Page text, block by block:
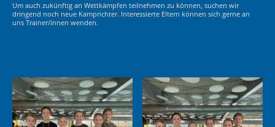
Um auch zukünftig an Wettkämpfen teilnehmen zu können, suchen wir
dringend noch neue Kamprichter. Interessierte Eltern können sich gerne an
uns Trainer/innen wenden.